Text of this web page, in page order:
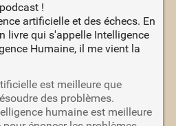
!
artificielle et des échecs. En
livre qui s'appelle Intelligence
Humaine, il me vient la
est meilleure que
des problèmes.
humaine est meilleure